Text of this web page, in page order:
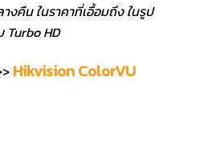
งคืน ในราคาที่เอื้อมถึง ในรูป
Turbo HD
Hikvision ColorVU